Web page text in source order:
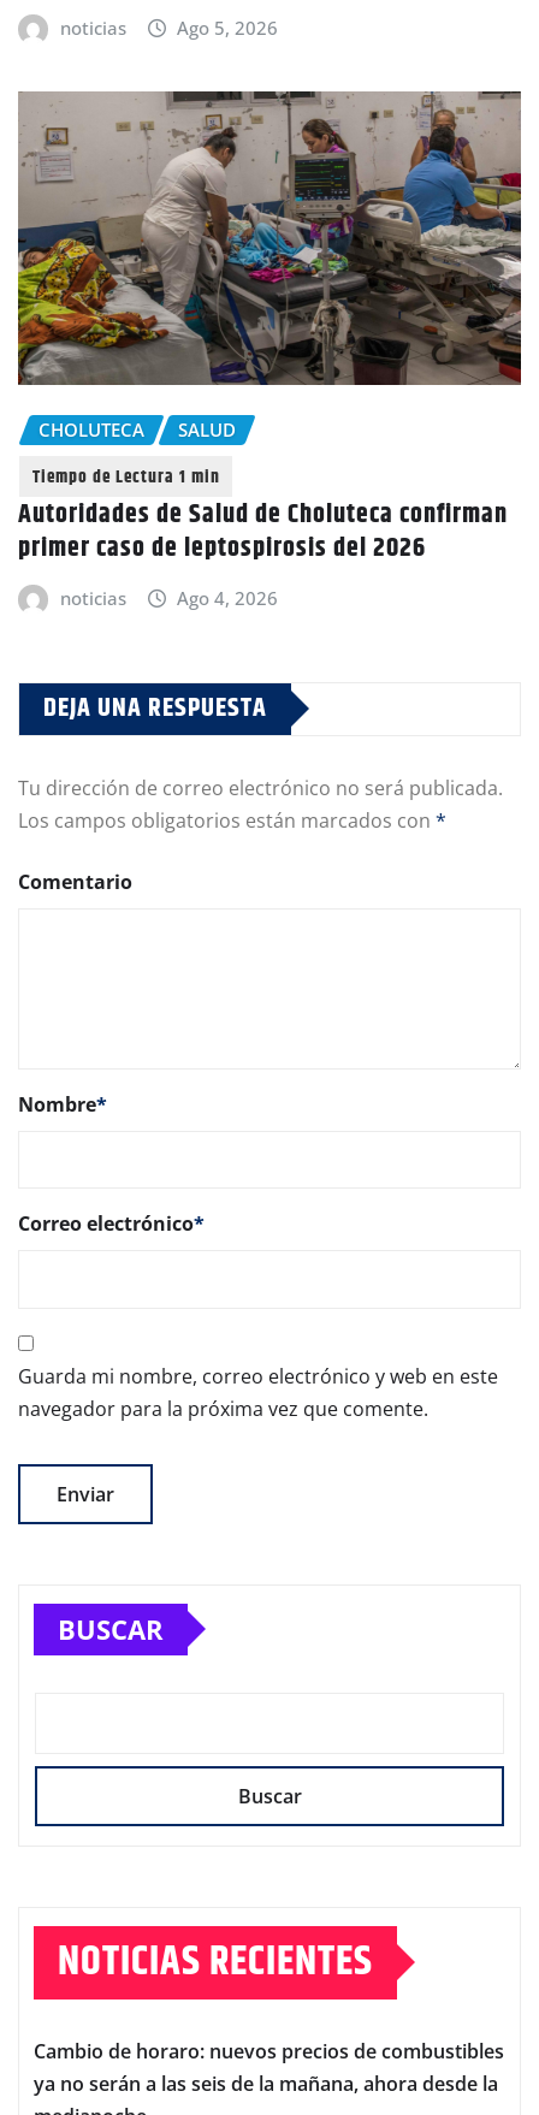
noticias Ago 5, 2026
CHOLUTECA SALUD
Autoridades de Salud de Choluteca confirman
primer caso de leptospirosis del 2026
noticias Ago 4, 2026
DEJA UNA RESPUESTA
Tu dirección de correo electrónico no será publicada.
Los campos obligatorios están marcados con *
Comentario
Nombre*
Correo electrónico*
Guarda mi nombre, correo electrónico y web en este
navegador para la próxima vez que comente.
BUSCAR
Buscar
NOTICIAS RECIENTES
Cambio de horaro: nuevos precios de combustibles
ya no serán a las seis de la mañana, ahora desde la